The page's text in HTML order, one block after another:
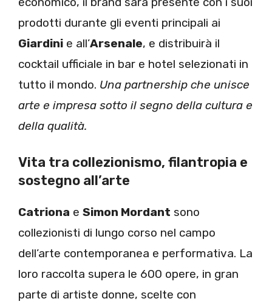
prodotti durante gli eventi principali ai
Giardini e all’Arsenale, e distribuirà il
cocktail ufficiale in bar e hotel selezionati in
tutto il mondo. Una partnership che unisce
arte e impresa sotto il segno della cultura e
della qualità.
Vita tra collezionismo, filantropia e
sostegno all’arte
Catriona e Simon Mordant sono
collezionisti di lungo corso nel campo
dell’arte contemporanea e performativa. La
loro raccolta supera le 600 opere, in gran
parte di artiste donne, scelte con